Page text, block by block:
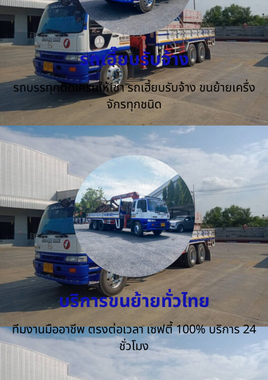
รถเฮี๊ยบรับจ้าง
รถบรรทุกติดเครนให้เช่า รถเฮี้ยบรับจ้าง ขนย้ายเครื่ง
จักรทุกชนิด
บริการขนย้ายทั่วไทย
ทีมงานมืออาชีพ ตรงต่อเวลา เซฟตี้ 100% บริการ 24
ชั่วโมง